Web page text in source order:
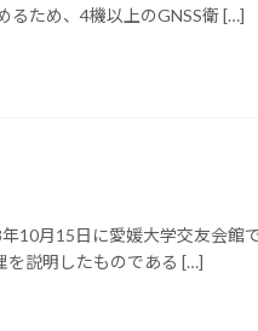
るため、4機以上のGNSS衛 […]
10月15日に愛媛大学交友会館
を説明したものである […]